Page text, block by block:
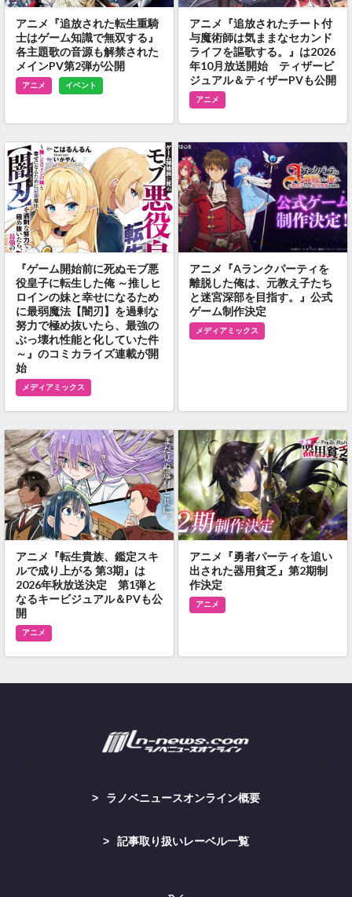
アニメ『追放された転生重騎
士はゲーム知識で無双する』
各主題歌の音源も解禁された
メインPV第2弾が公開
アニメ イベント
アニメ『追放されたチート付
与魔術師は気ままなセカンド
ライフを謳歌する。』は2026
年10月放送開始 ティザービ
ジュアル＆ティザーPVも公開
アニメ
『ゲーム開始前に死ぬモブ悪
役皇子に転生した俺 ～推しヒ
ロインの妹と幸せになるため
に最弱魔法【闇刃】を過剰な
努力で極め抜いたら、最強の
ぶっ壊れ性能と化していた件
～』のコミカライズ連載が開
始
メディアミックス
アニメ『Aランクパーティを
離脱した俺は、元教え子たち
と迷宮深部を目指す。』公式
ゲーム制作決定
メディアミックス
アニメ『転生貴族、鑑定スキ
ルで成り上がる 第3期』は
2026年秋放送決定 第1弾と
なるキービジュアル＆PVも公
開
アニメ
アニメ『勇者パーティを追い
出された器用貧乏』第2期制
作決定
アニメ
ラノベニュースオンライン概要
記事取り扱いレーベル一覧